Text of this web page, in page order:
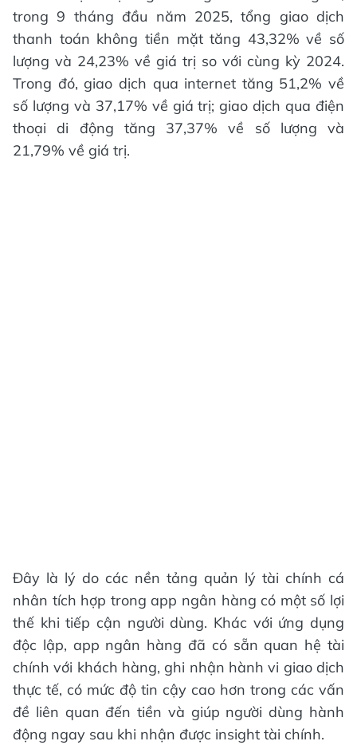
trong 9 tháng đầu năm 2025, tổng giao dịch
thanh toán không tiền mặt tăng 43,32% về số
lượng và 24,23% về giá trị so với cùng kỳ 2024.
Trong đó, giao dịch qua internet tăng 51,2% về
số lượng và 37,17% về giá trị; giao dịch qua điện
thoại di động tăng 37,37% về số lượng và
21,79% về giá trị.
Đây là lý do các nền tảng quản lý tài chính cá
nhân tích hợp trong app ngân hàng có một số lợi
thế khi tiếp cận người dùng. Khác với ứng dụng
độc lập, app ngân hàng đã có sẵn quan hệ tài
chính với khách hàng, ghi nhận hành vi giao dịch
thực tế, có mức độ tin cậy cao hơn trong các vấn
đề liên quan đến tiền và giúp người dùng hành
động ngay sau khi nhận được insight tài chính.